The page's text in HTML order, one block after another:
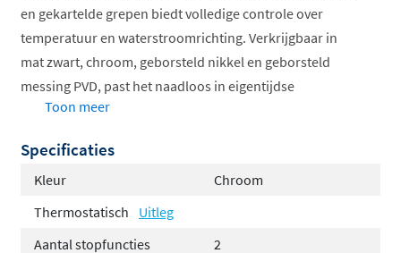
en gekartelde grepen biedt volledige controle over
temperatuur en waterstroomrichting. Verkrijgbaar in
mat zwart, chroom, geborsteld nikkel en geborsteld
messing PVD, past het naadloos in eigentijdse
badkamerontwerpen. Let op: het
2-weg omstel voor flexibel gebruik
Industrieel design met gekartelde grepen
Hotbath Flühs technologie
Toon meer
Specificaties
Kleur
Chroom
Thermostatisch
Uitleg
Aantal stopfuncties
2